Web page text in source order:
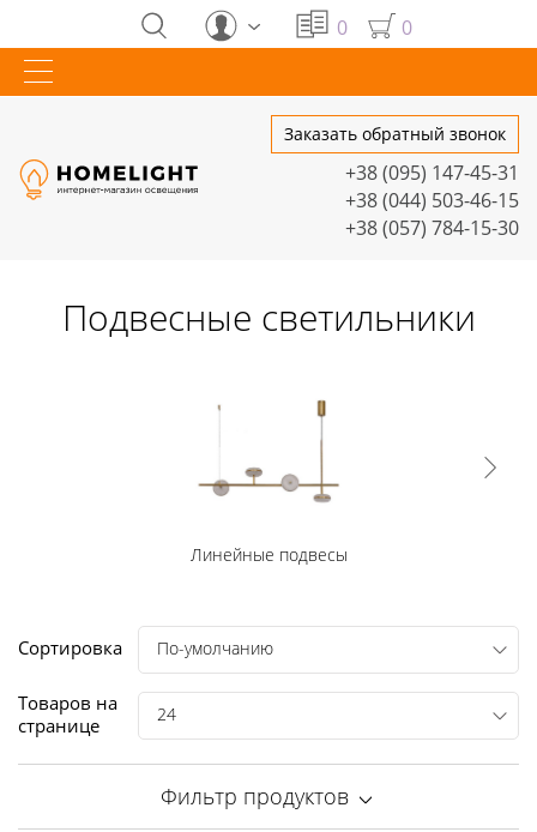
0 0
Заказать обратный звонок
+38 (095) 147-45-31
+38 (044) 503-46-15
+38 (057) 784-15-30
Подвесные светильники
Линейные подвесы
Сортировка По-умолчанию
Товаров на
странице
24
Фильтр продуктов